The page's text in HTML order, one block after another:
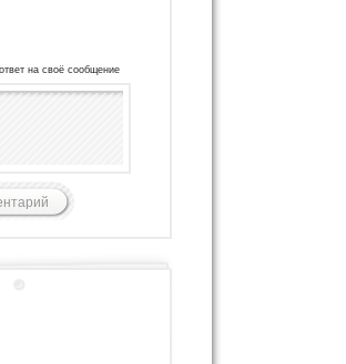
на своё сообщение